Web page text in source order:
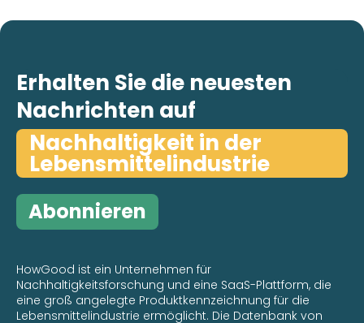
Erhalten Sie die neuesten
Nachrichten auf
Nachhaltigkeit in der
Lebensmittelindustrie
Abonnieren
HowGood ist ein Unternehmen für
Nachhaltigkeitsforschung und eine SaaS-Plattform, die
eine groß angelegte Produktkennzeichnung für die
Lebensmittelindustrie ermöglicht. Die Datenbank von